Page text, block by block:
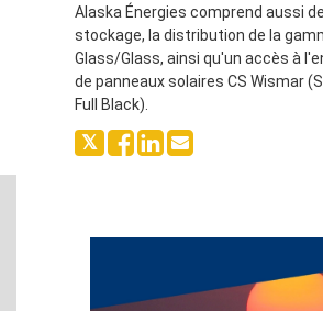
Alaska Énergies comprend aussi
stockage, la distribution de la
Glass/Glass, ainsi qu'un accès à
de panneaux solaires CS Wismar
Full Black).